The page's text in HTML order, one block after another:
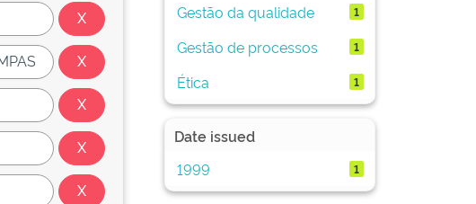
Gestão da qualidade 1
Gestão de processos 1
Ética 1
Date issued
1999
1